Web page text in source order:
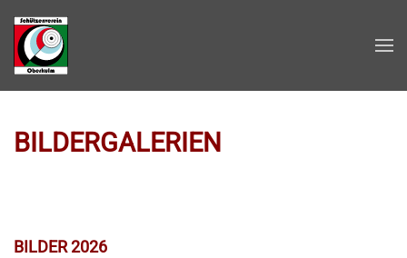
Zum Hauptinhalt springen
BILDERGALERIEN
BILDER 2026